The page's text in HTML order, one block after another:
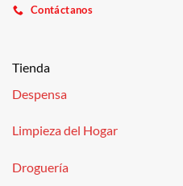
Contáctanos
Tienda
Despensa
Limpieza del Hogar
Droguería